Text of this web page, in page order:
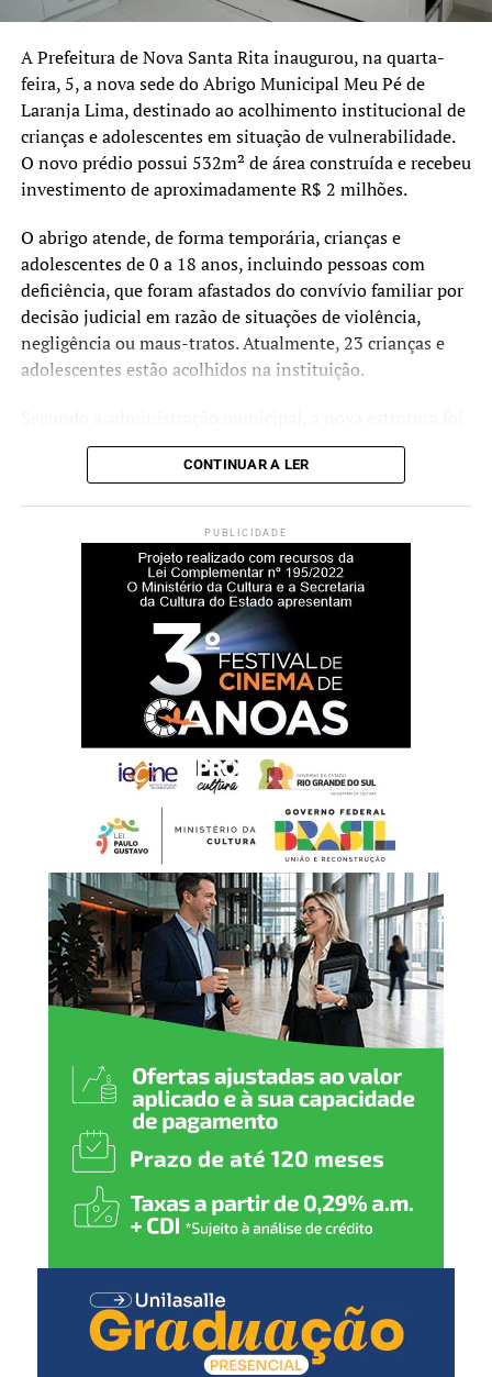
A Prefeitura de Nova Santa Rita inaugurou, na quarta-
feira, 5, a nova sede do Abrigo Municipal Meu Pé de
Laranja Lima, destinado ao acolhimento institucional de
crianças e adolescentes em situação de vulnerabilidade.
O novo prédio possui 532m² de área construída e recebeu
investimento de aproximadamente R$ 2 milhões.
O abrigo atende, de forma temporária, crianças e
adolescentes de 0 a 18 anos, incluindo pessoas com
deficiência, que foram afastados do convívio familiar por
decisão judicial em razão de situações de violência,
negligência ou maus-tratos. Atualmente, 23 crianças e
adolescentes estão acolhidos na instituição.
planejada para oferecer ambientes mais amplos,
acessíveis e adequados às necessidades dos acolhidos e
Durante a cerimônia de inauguração, o prefeito Rodrigo
Battistella afirmou que a entrega da nova sede representa
um reforço na estrutura da rede de proteção à infância e à
“Hoje entregamos muito
mais do que um prédio.
Estamos oferecendo um
espaço preparado para
acolher nossas crianças e
adolescentes com
dignidade, respeito e
segurança. Cada ambiente
foi pensado para
proporcionar conforto e
contribuir para um
atendimento cada vez mais
humanizado, fortalecendo a
rede de proteção de Nova
Santa Rita”, declarou.
Solange Lewandoski Laubine, destacou que a nova sede
oferece melhores condições para o atendimento e para o
trabalho das equipes responsáveis pelo acolhimento.
CONTINUAR A LER
PUBLICIDADE